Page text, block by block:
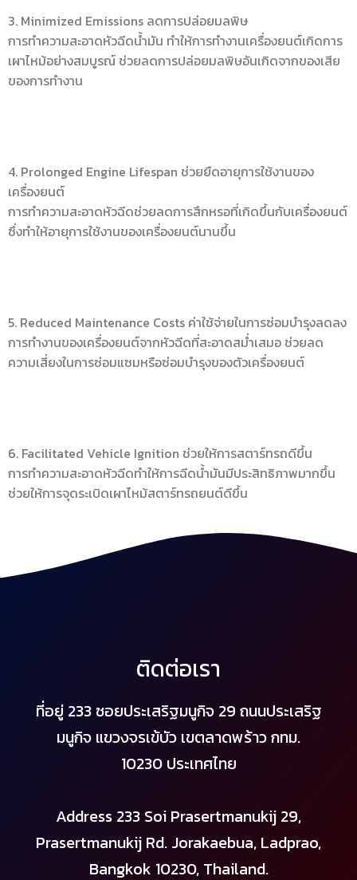
3. Minimized Emissions ลดการปล่อยมลพิษ
การทำความสะอาดหัวฉีดน้ำมัน ทำให้การทำงานเครื่องยนต์เกิดการ
เผาไหม้อย่างสมบูรณ์ ช่วยลดการปล่อยมลพิษอันเกิดจากของเสีย
ของการทำงาน
4. Prolonged Engine Lifespan ช่วยยืดอายุการใช้งานของ
เครื่องยนต์
การทำความสะอาดหัวฉีดช่วยลดการสึกหรอที่เกิดขึ้นกับเครื่องยนต์
ซึ่งทำให้อายุการใช้งานของเครื่องยนต์นานขึ้น
5. Reduced Maintenance Costs ค่าใช้จ่ายในการซ่อมบำรุงลดลง
การทำงานของเครื่องยนต์จากหัวฉีดที่สะอาดสม่ำเสมอ ช่วยลด
ความเสี่ยงในการซ่อมแซมหรือซ่อมบำรุงของตัวเครื่องยนต์
6. Facilitated Vehicle Ignition ช่วยให้การสตาร์ทรถดีขึ้น
การทำความสะอาดหัวฉีดทำให้การฉีดน้ำมันมีประสิทธิภาพมากขึ้น
ช่วยให้การจุดระเบิดเผาไหม้สตาร์ทรถยนต์ดีขึ้น
ติดต่อเรา
ที่อยู่ 233 ซอยประเสริฐมนูกิจ 29 ถนนประเสริฐ
มนูกิจ แขวงจรเข้บัว เขตลาดพร้าว กทม.
10230 ประเทศไทย
Address 233 Soi Prasertmanukij 29,
Prasertmanukij Rd. Jorakaebua, Ladprao,
Bangkok 10230, Thailand.